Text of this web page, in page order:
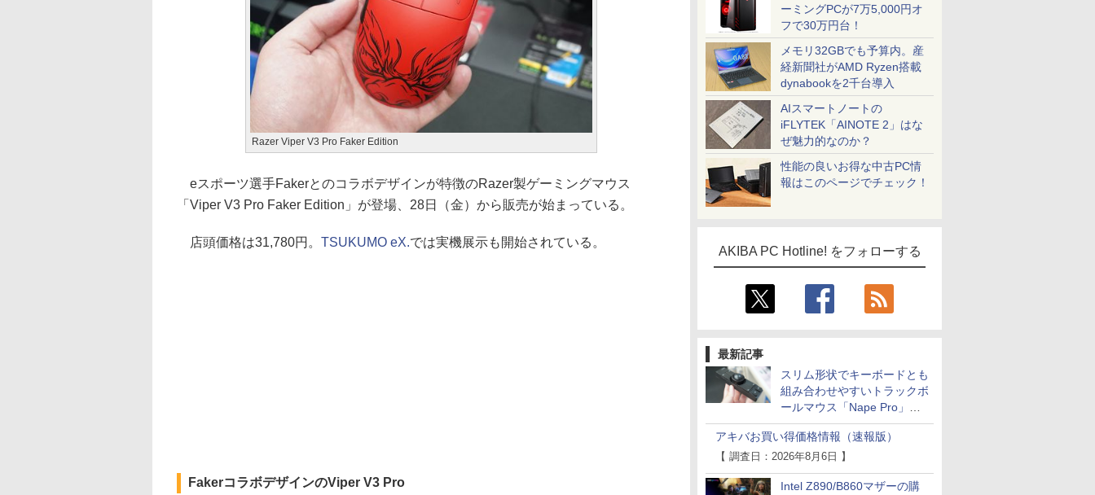
ーミングPCが7万5,000円オ
フで30万円台！
メモリ32GBでも予算内。産
経新聞社がAMD Ryzen搭載
dynabookを2千台導入
AIスマートノートの
iFLYTEK「AINOTE 2」はな
ぜ魅力的なのか？
性能の良いお得な中古PC情
報はこのページでチェック！
AKIBA PC Hotline! をフォローする
最新記事
スリム形状でキーボードとも
組み合わせやすいトラックボ
ールマウス「Nape Pro」が
Keychronから
アキバお買い得価格情報（速報版）
【 調査日：2026年8月6日 】
Intel Z890/B860マザーの購
Razer Viper V3 Pro Faker Edition
eスポーツ選手Fakerとのコラボデザインが特徴のRazer製ゲーミングマウス
「Viper V3 Pro Faker Edition」が登場、28日（金）から販売が始まっている。
店頭価格は31,780円。 TSUKUMO eX.では実機展示も開始されている。
FakerコラボデザインのViper V3 Pro